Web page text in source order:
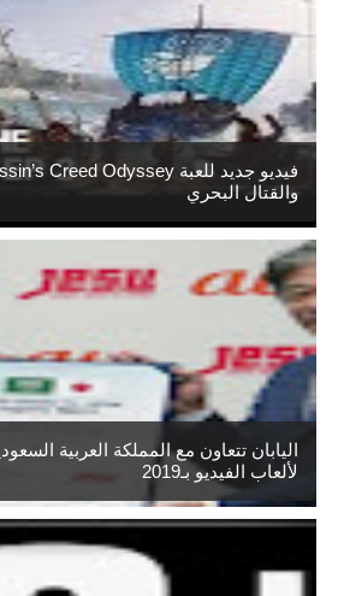
والقتال البحري
اليابان تتعاون مع المملكة العربية
لألعاب الفيديو بـ2019